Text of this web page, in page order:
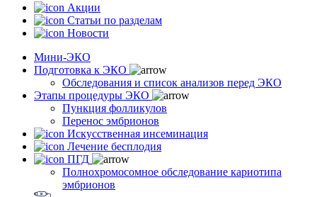
Акции
Статьи по разделам
Новости
Мини-ЭКО
Подготовка к ЭКО
Обследования и список анализов перед ЭКО
Этапы процедуры ЭКО
Пункция фолликулов
Перенос эмбрионов
Искусственная инсеминация
Лечение бесплодия
ПГД
Полнохромосомное обследование кариотипа
эмбрионов